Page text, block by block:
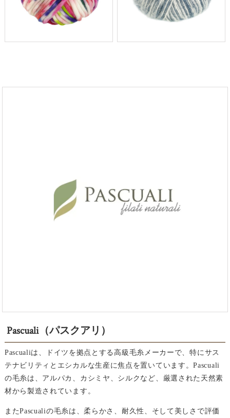
Pascuali（パスクアリ）
Pascualiは、ドイツを拠点とする高級毛糸メーカーで、特にサス
テナビリティとエシカルな生産に焦点を置いています。Pascuali
の毛糸は、アルパカ、カシミヤ、シルクなど、厳選された天然素
材から製造されています。
またPascualiの毛糸は、柔らかさ、耐久性、そして美しさで評価